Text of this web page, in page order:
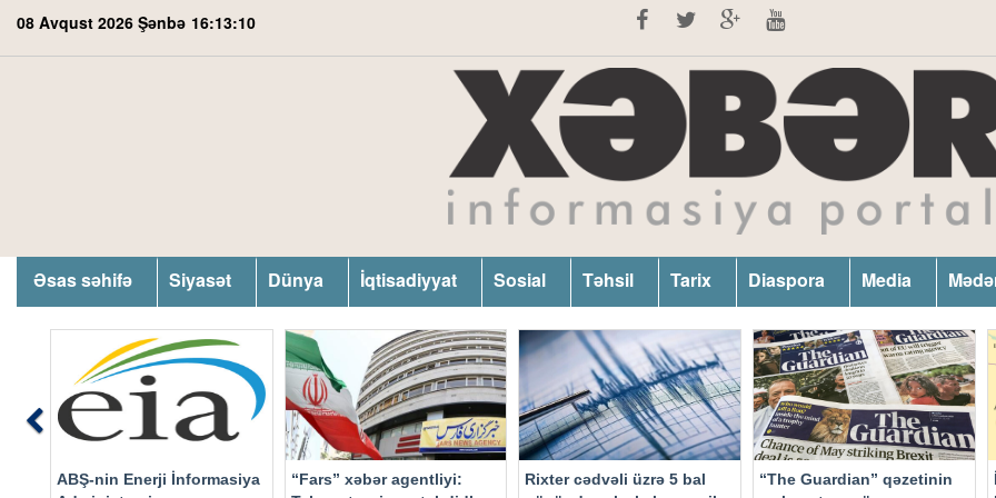
08 Avqust 2026 Şənbə 16:13:11
Əsas səhifə Siyasət Dünya İqtisadiyyat Sosial Təhsil Tarix Diaspora Media
ABŞ-nin Enerji İnformasiya
“Fars” xəbər agentliyi:
Rixter cədvəli üzrə 5 bal
“The Guardian” qəzetinin
Previous